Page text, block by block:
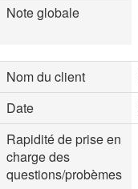
Note globale
Nom du client
Date
Rapidité de prise en
charge des
questions/probèmes